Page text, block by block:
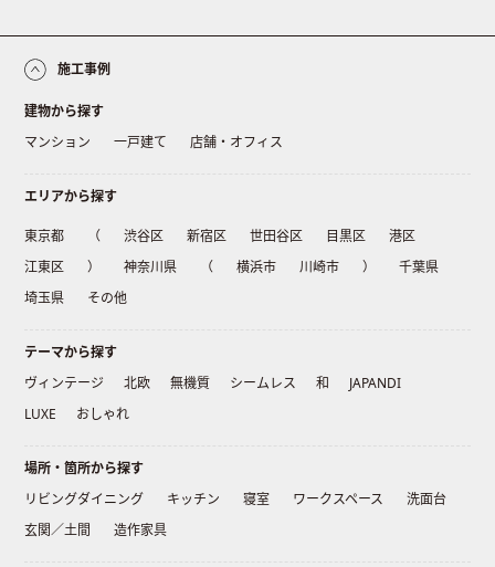
施工事例
建物から探す
マンション
一戸建て 店舗・オフィス
エリアから探す
東京都 （ 渋谷区 新宿区 世田谷区 目黒区
港区
江東区
） 神奈川県 （ 横浜市 川崎市 ）
千葉県
埼玉県
その他
テーマから探す
ヴィンテージ
北欧 無機質 シームレス 和
JAPANDI
LUXE
おしゃれ
場所・箇所から探す
リビングダイニング
キッチン 寝室 ワークスペース
洗面台
玄関／土間
造作家具